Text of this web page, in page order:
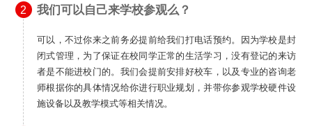
我们可以自己来学校参观么？
2
可以，不过你来之前务必提前给我们打电话预约。因为学校是封
闭式管理，为了保证在校同学正常的生活学习，没有登记的来访
者是不能进校门的。我们会提前安排好校车，以及专业的咨询老
师根据你的具体情况给你进行职业规划，并带你参观学校硬件设
施设备以及教学模式等相关情况。